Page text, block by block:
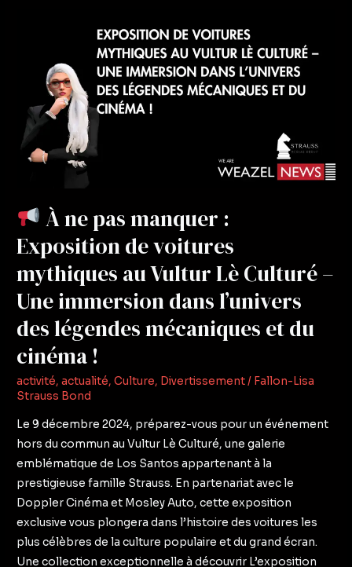
À ne pas manquer :
Exposition de voitures
mythiques au Vultur Lè Culturé –
Une immersion dans l’univers
des légendes mécaniques et du
cinéma !
activité,actualité,Culture, Divertissement/ Fallon-Lisa
Strauss Bond
Le 9 décembre 2024, préparez-vous pour un événement
hors du commun au Vultur Lè Culturé, une galerie
emblématique de Los Santos appartenant à la
prestigieuse famille Strauss. En partenariat avec le
Doppler Cinéma et Mosley Auto, cette exposition
exclusive vous plongera dans l’histoire des voitures les
plus célèbres de la culture populaire et du grand écran.
Une collection exceptionnelle à découvrir L’exposition
manquer
Exposition
de
au
Lè
Culturé
–
Une
immersion
dans
des
mécaniques
et
du
cinéma
!